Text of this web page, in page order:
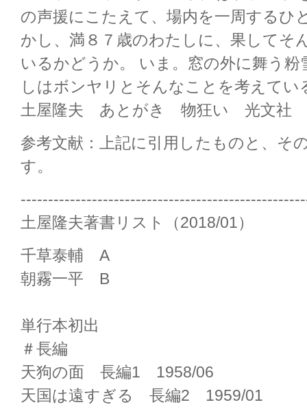
の声援にこたえて、場内を一周するひ
かし、満８７歳のわたしに、果してそ
いるかどうか。 いま。窓の外に舞う
しはボンヤリとそんなことを考えてい
土屋隆夫 あとがき 物狂い 光文社
参考文献：上記に引用したものと、そ
す。
土屋隆夫著書リスト（2018/01）
千草泰輔 A
朝霧一平 B
単行本初出
＃長編
天狗の面 長編1 1958/06
天国は遠すぎる 長編2 1959/01